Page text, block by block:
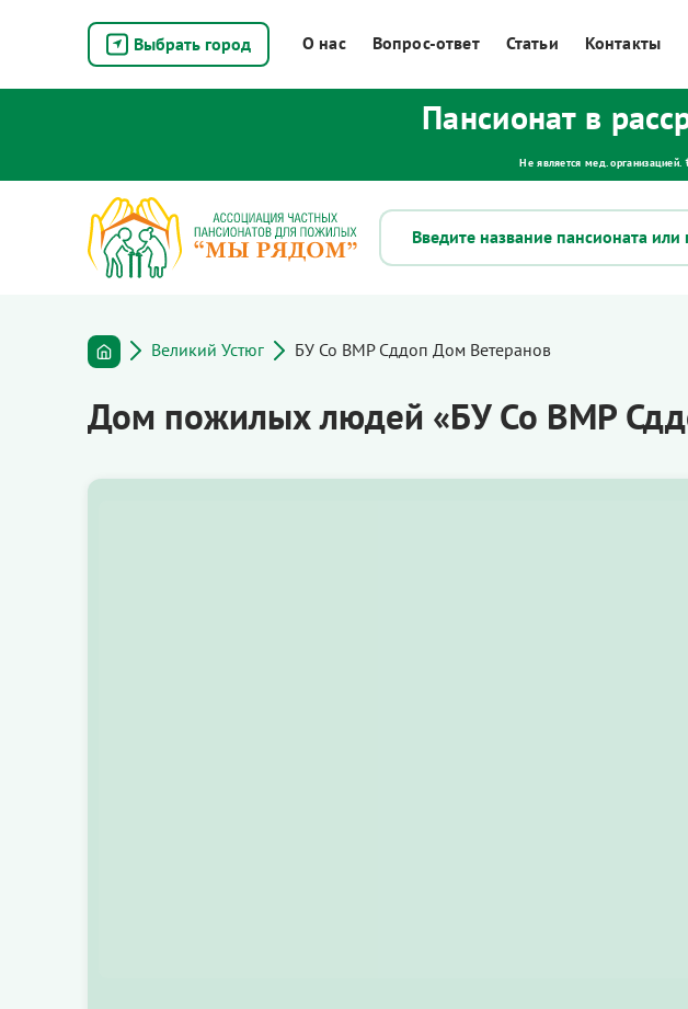
Выбрать город О нас Вопрос-ответ Статьи Контакты
Пансионат в
Не является мед. организацией.
Великий Устюг БУ Со ВМР Сддоп Дом Ветеранов
Дом пожилых людей «БУ Со ВМР